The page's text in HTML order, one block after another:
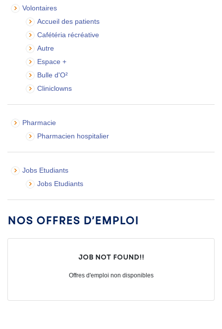
Volontaires
Accueil des patients
Cafétéria récréative
Autre
Espace +
Bulle d'O²
Cliniclowns
Pharmacie
Pharmacien hospitalier
Jobs Etudiants
Jobs Etudiants
Nos offres d’emploi
Job not found!!
Offres d'emploi non disponibles